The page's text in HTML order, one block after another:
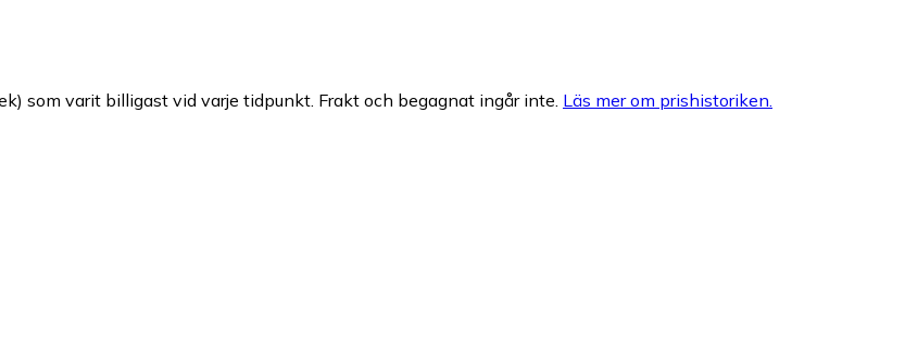
som varit billigast vid varje tidpunkt. Frakt och begagnat ingår inte. Läs mer om prishistoriken.